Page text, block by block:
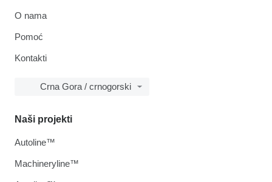
O nama
Pomoć
Kontakti
Crna Gora / crnogorski
Naši projekti
Autoline™
Machineryline™